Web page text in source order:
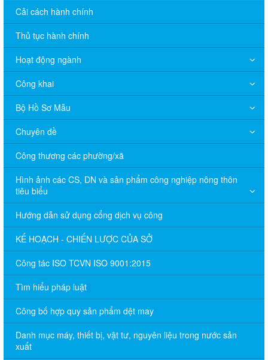
Cải cách hành chính
Thủ tục hành chính
Hoạt động ngành
Công khai
Bộ Hồ Sơ Mẫu
Chuyên đề
Công thương các phường/xã
Hình ảnh các CS, DN và sản phẩm công nghiệp nông thôn
tiêu biểu
Hướng dẫn sử dụng cổng dịch vụ công
KẾ HOẠCH - CHIẾN LƯỢC CỦA SỞ
Công tác ISO TCVN ISO 9001:2015
Tìm hiểu pháp luật
Công bố hợp quy sản phẩm dệt may
Danh mục máy, thiết bị, vật tư, nguyên liệu trong nước sản
xuất